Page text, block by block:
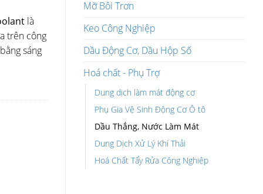
Mỡ Bôi Trơn
Keo Công Nghiệp
Dầu Động Cơ, Dầu Hộp Số
Hoá chất - Phụ Trợ
Dung dịch làm mát động cơ
Phụ Gia Vệ Sinh Động Cơ Ô tô
Dầu Thắng, Nước Làm Mát
Dung Dịch Xử Lý Khí Thải
Hoá Chất Tẩy Rửa Công Nghiệp
là
trên công
sáng